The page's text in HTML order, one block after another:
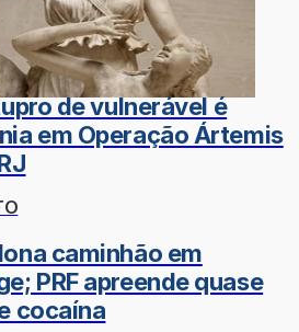
de vulnerável é
em Operação Ártemis
caminhão em
PRF apreende quase
cocaína